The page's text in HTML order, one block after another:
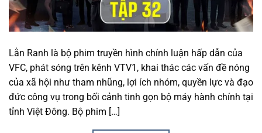
Lằn Ranh là bộ phim truyền hình chính luận hấp dẫn của
VFC, phát sóng trên kênh VTV1, khai thác các vấn đề nóng
của xã hội như tham nhũng, lợi ích nhóm, quyền lực và đạo
đức công vụ trong bối cảnh tinh gọn bộ máy hành chính tại
tỉnh Việt Đông. Bộ phim […]